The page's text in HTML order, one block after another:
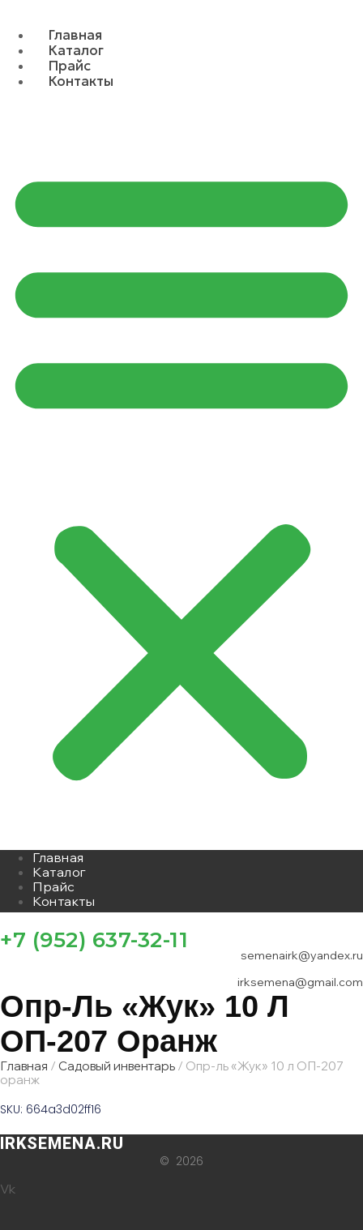
Главная
Каталог
Прайс
Контакты
Главная
Каталог
Прайс
Контакты
+7 (952) 637-32-11
semenairk@yandex.ru
irksemena@gmail.com
Опр-Ль «Жук» 10 Л
ОП-207 Оранж
Главная / Садовый инвентарь / Опр-ль «Жук» 10 л ОП-207
оранж
SKU: 664a3d02ff16
IRKSEMENA.RU
© 2026
Vk